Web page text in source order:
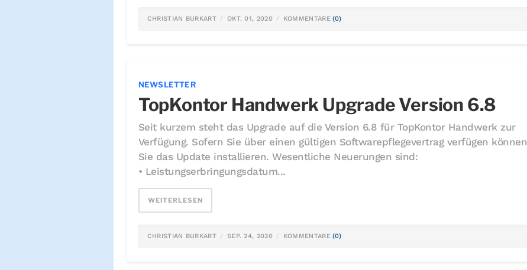
CHRISTIAN BURKART OKT. 01, 2020 KOMMENTARE (0)
NEWSLETTER
TopKontor Handwerk Upgrade Version 6.8
Seit kurzem steht das Upgrade auf die Version 6.8 für TopKontor Handwerk zur
Verfügung. Sofern Sie über einen gültigen Softwarepflegevertrag verfügen können
Sie das Update installieren. Wesentliche Neuerungen sind:
• Leistungserbringungsdatum...
WEITERLESEN
CHRISTIAN BURKART SEP. 24, 2020 KOMMENTARE (0)